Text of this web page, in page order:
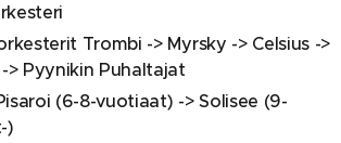
Trombi -> Myrsky -> Celsius ->
> Pyynikin Puhaltajat
(6-8-vuotiaat) -> Solisee (9-
)